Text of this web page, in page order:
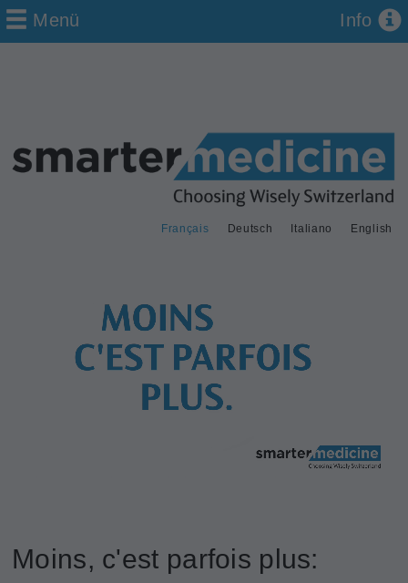
Deutsch
Français Italiano English
Menü Info
Moins, c'est parfois plus: